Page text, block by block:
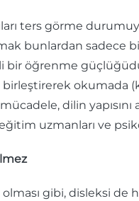
ters görme
bunlardan
öğrenme
birleştirerek okumada
dilin
uzmanları ve
olması gibi, disleksi